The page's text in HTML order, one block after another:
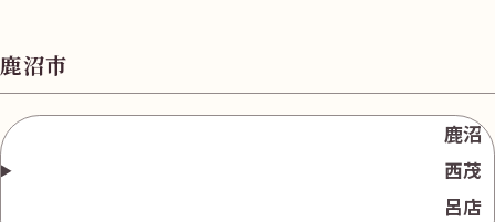
鹿沼市
鹿沼
西茂
呂店